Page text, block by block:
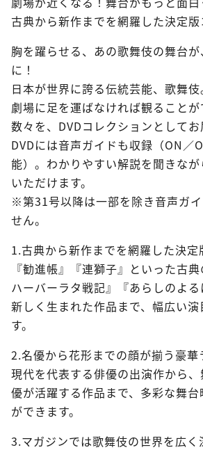
古典から新作までを網羅した決定版
胸を躍らせる、あの歌舞伎の舞台
に！
日本が世界に誇る伝統芸能、歌舞伎
劇場に足を運ばなければ観ること
数々を、DVDコレクションとしてお
DVDには音声ガイドも収録（ON／
能）。わかりやすい解説を聞きな
いただけます。
※第31号以降は一部を除き音声ガ
せん。
1.古典から新作までを網羅した決定
『勧進帳』『連獅子』といった古
ハーバーラタ戦記』『あらしのよ
新しく生まれた作品まで、幅広い演
す。
2.名優から花形までの顔が揃う豪華
現代を代表する俳優の出演作から
優が活躍する作品まで、多彩な舞
ができます。
3.マガジンでは歌舞伎の世界を広く